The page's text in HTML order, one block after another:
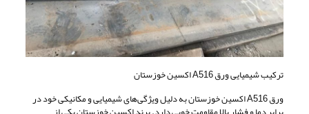
ترکیب شیمیایی ورق A516 اکسین خوزستان
ورق A516 اکسین خوزستان به دلیل ویژگی‌های شیمیایی و مکانیکی خود در